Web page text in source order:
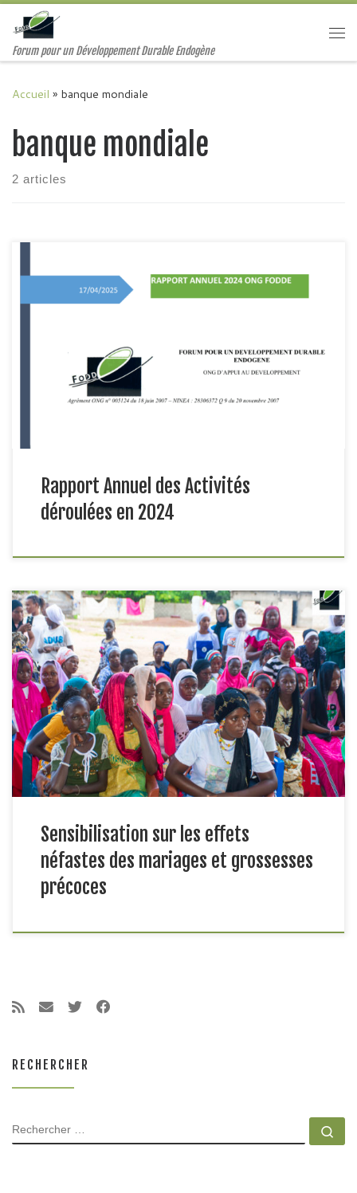
Passer au contenu
Forum pour un Développement Durable Endogène
Accueil » banque mondiale
banque mondiale
2 articles
Au début de l’exercice 2024, l’ONG FODDE a établi son plan
productionagricole, l’élevage, la santé, l’éducation, la
protection de l’enfant et l’environnement. La régionnaturelle de
la Casamance constituait la zone d’implémentation des […]
Rapport Annuel des Activités
déroulées en 2024
Activité de sensibilisation sur les effets néfastes des mariages
et grossesses précoces dans la commune de BignarabéDans
le cadre du projet Investir dans la Santé de la Mère, de
l’Enfant et de l’Adolescente ISMEA dont l’ONG FODDE
déroule les activités de la Composante 2 du projet qui est :
Promouvoir […]
Sensibilisation sur les effets
néfastes des mariages et grossesses
précoces
RECHERCHER
RECHERCHER